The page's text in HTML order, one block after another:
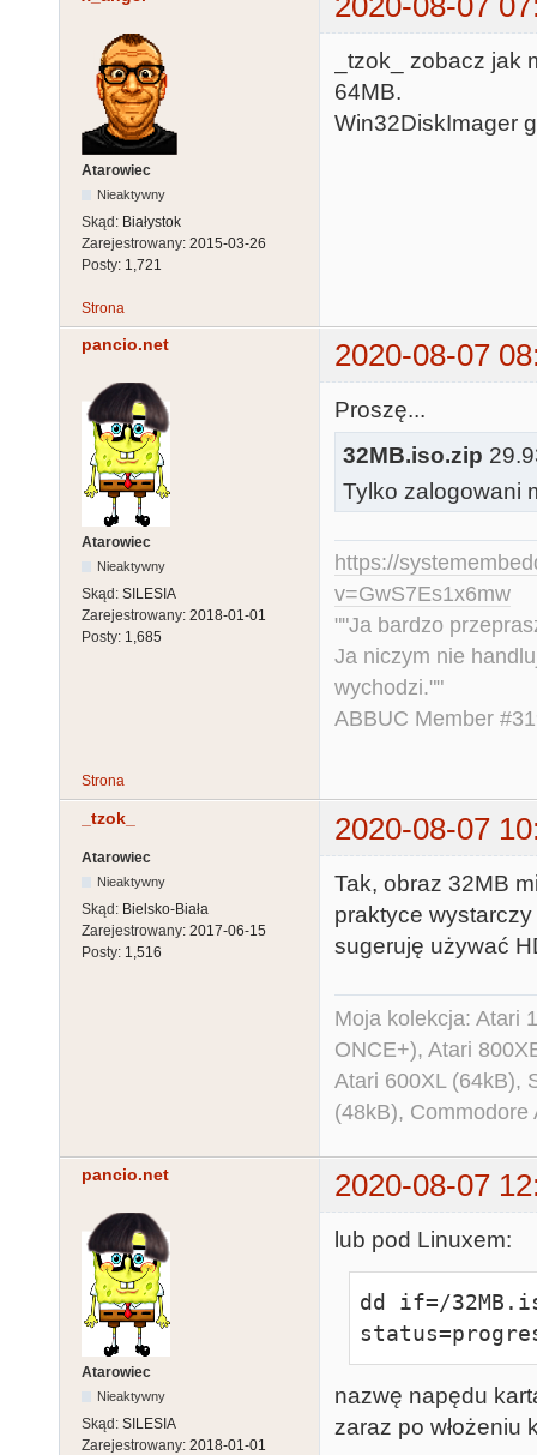
Atarowiec
Nieaktywny
Skąd: Białystok
Zarejestrowany: 2015-03-26
Posty: 1,721
_tzok_ zobacz jak
64MB.
Win32DiskImager
Strona
pancio.net 2020-08-07
Atarowiec
Nieaktywny
Skąd: SILESIA
Zarejestrowany: 2018-01-01
Posty: 1,685
Proszę...
32MB.iso.zip
Tylko zalogowani
https://
v=GwS7Es1x6mw
""Ja bardzo
Ja niczym nie
wychodzi.""
ABBUC Member
Strona
_tzok_ 2020-08-07
Atarowiec
Nieaktywny
Skąd: Bielsko-Biała
Zarejestrowany: 2017-06-15
Posty: 1,516
Tak, obraz 32MB
praktyce
sugeruję używać
Moja kolekcja: Atari
ONCE+), Atari
Atari 600XL (64kB),
(48kB),
pancio.net 2020-08-07
Atarowiec
Nieaktywny
Skąd: SILESIA
Zarejestrowany: 2018-01-01
lub pod Linuxem:
dd if=/
nazwę napędu
zaraz po włożeniu